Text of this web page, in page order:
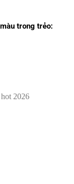
trong trẻo: